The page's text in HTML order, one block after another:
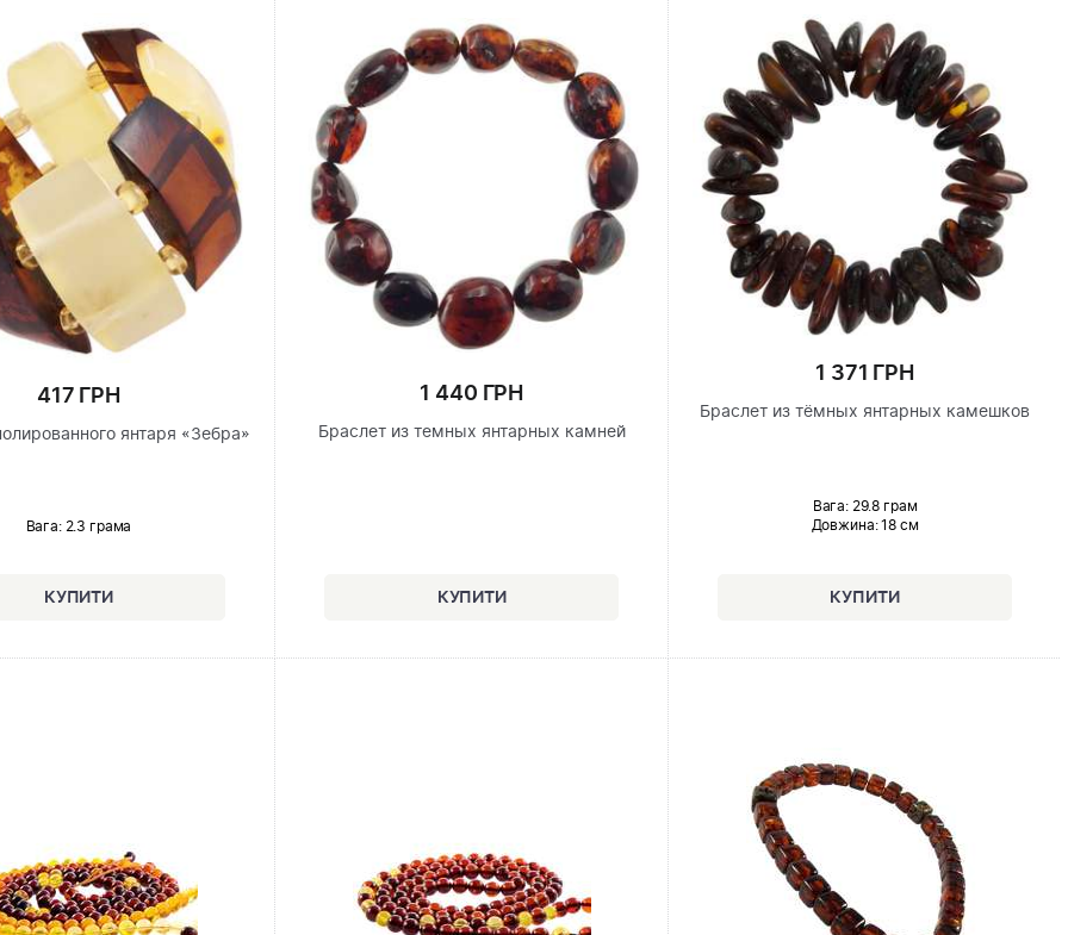
417 ГРН
янтаря «Зебра»
Вага: 2.3 грама
1 440 ГРН
Браслет из темных янтарных камней
1 371 ГРН
Браслет из тёмных янтарных камешков
Вага: 29.8 грам
Довжина:18 см